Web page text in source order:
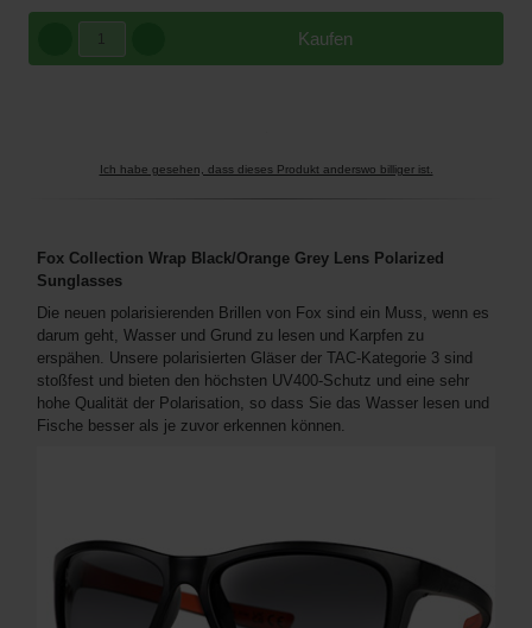
Kaufen
Ich habe gesehen, dass dieses Produkt anderswo billiger ist.
Fox Collection Wrap Black/Orange Grey Lens Polarized
Sunglasses
Die neuen polarisierenden Brillen von Fox sind ein Muss, wenn es
darum geht, Wasser und Grund zu lesen und Karpfen zu
erspähen. Unsere polarisierten Gläser der TAC-Kategorie 3 sind
stoßfest und bieten den höchsten UV400-Schutz und eine sehr
hohe Qualität der Polarisation, so dass Sie das Wasser lesen und
Fische besser als je zuvor erkennen können.